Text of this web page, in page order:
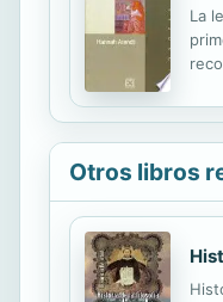
La
Otros libros